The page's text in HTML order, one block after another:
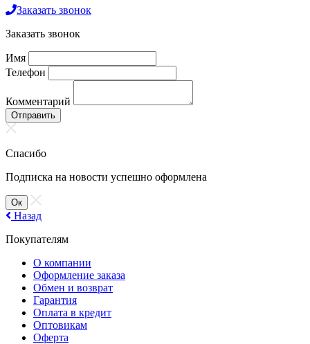
Заказать звонок
Заказать звонок
Имя
Телефон
Комментарий
Отправить
Спасибо
Подписка на новости успешно оформлена
Ок
Назад
Покупателям
О компании
Оформление заказа
Обмен и возврат
Гарантия
Оплата в кредит
Оптовикам
Оферта